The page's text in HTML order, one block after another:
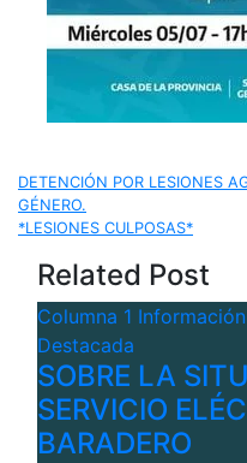
Navegación
de
entradas
DETENCIÓN POR LESIONES
GÉNERO.
*LESIONES CULPOSAS*
Related Post
Columna 1
Destacada
SOBRE LA
SERVICIO
BARADERO